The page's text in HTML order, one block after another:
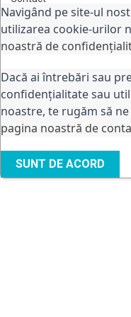
Navigând pe site-ul
utilizarea cookie-urilor
noastră de
Dacă ai întrebări sau
confidențialitate sau
noastre, te rugăm să
pagina noastră de
SUNT DE ACORD